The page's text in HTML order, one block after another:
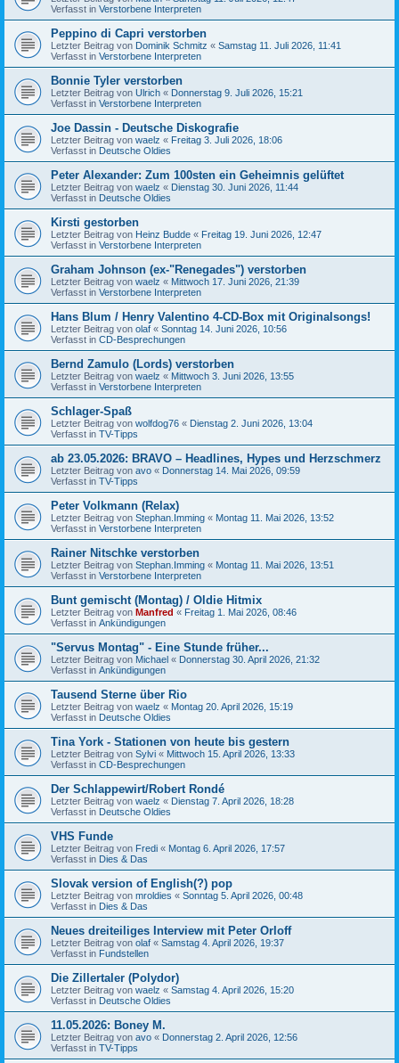
Verfasst in Verstorbene Interpreten
Peppino di Capri verstorben
Letzter Beitrag von Dominik Schmitz « Samstag 11. Juli 2026, 11:41
Verfasst in Verstorbene Interpreten
Bonnie Tyler verstorben
Letzter Beitrag von Ulrich « Donnerstag 9. Juli 2026, 15:21
Verfasst in Verstorbene Interpreten
Joe Dassin - Deutsche Diskografie
Letzter Beitrag von waelz « Freitag 3. Juli 2026, 18:06
Verfasst in Deutsche Oldies
Peter Alexander: Zum 100sten ein Geheimnis gelüftet
Letzter Beitrag von waelz « Dienstag 30. Juni 2026, 11:44
Verfasst in Deutsche Oldies
Kirsti gestorben
Letzter Beitrag von Heinz Budde « Freitag 19. Juni 2026, 12:47
Verfasst in Verstorbene Interpreten
Graham Johnson (ex-"Renegades") verstorben
Letzter Beitrag von waelz « Mittwoch 17. Juni 2026, 21:39
Verfasst in Verstorbene Interpreten
Hans Blum / Henry Valentino 4-CD-Box mit Originalsongs!
Letzter Beitrag von olaf « Sonntag 14. Juni 2026, 10:56
Verfasst in CD-Besprechungen
Bernd Zamulo (Lords) verstorben
Letzter Beitrag von waelz « Mittwoch 3. Juni 2026, 13:55
Verfasst in Verstorbene Interpreten
Schlager-Spaß
Letzter Beitrag von wolfdog76 « Dienstag 2. Juni 2026, 13:04
Verfasst in TV-Tipps
ab 23.05.2026: BRAVO – Headlines, Hypes und Herzschmerz
Letzter Beitrag von avo « Donnerstag 14. Mai 2026, 09:59
Verfasst in TV-Tipps
Peter Volkmann (Relax)
Letzter Beitrag von Stephan.Imming « Montag 11. Mai 2026, 13:52
Verfasst in Verstorbene Interpreten
Rainer Nitschke verstorben
Letzter Beitrag von Stephan.Imming « Montag 11. Mai 2026, 13:51
Verfasst in Verstorbene Interpreten
Bunt gemischt (Montag) / Oldie Hitmix
Letzter Beitrag von Manfred « Freitag 1. Mai 2026, 08:46
Verfasst in Ankündigungen
"Servus Montag" - Eine Stunde früher...
Letzter Beitrag von Michael « Donnerstag 30. April 2026, 21:32
Verfasst in Ankündigungen
Tausend Sterne über Rio
Letzter Beitrag von waelz « Montag 20. April 2026, 15:19
Verfasst in Deutsche Oldies
Tina York - Stationen von heute bis gestern
Letzter Beitrag von Sylvi « Mittwoch 15. April 2026, 13:33
Verfasst in CD-Besprechungen
Der Schlappewirt/Robert Rondé
Letzter Beitrag von waelz « Dienstag 7. April 2026, 18:28
Verfasst in Deutsche Oldies
VHS Funde
Letzter Beitrag von Fredi « Montag 6. April 2026, 17:57
Verfasst in Dies & Das
Slovak version of English(?) pop
Letzter Beitrag von mroldies « Sonntag 5. April 2026, 00:48
Verfasst in Dies & Das
Neues dreiteiliges Interview mit Peter Orloff
Letzter Beitrag von olaf « Samstag 4. April 2026, 19:37
Verfasst in Fundstellen
Die Zillertaler (Polydor)
Letzter Beitrag von waelz « Samstag 4. April 2026, 15:20
Verfasst in Deutsche Oldies
11.05.2026: Boney M.
Letzter Beitrag von avo « Donnerstag 2. April 2026, 12:56
Verfasst in TV-Tipps